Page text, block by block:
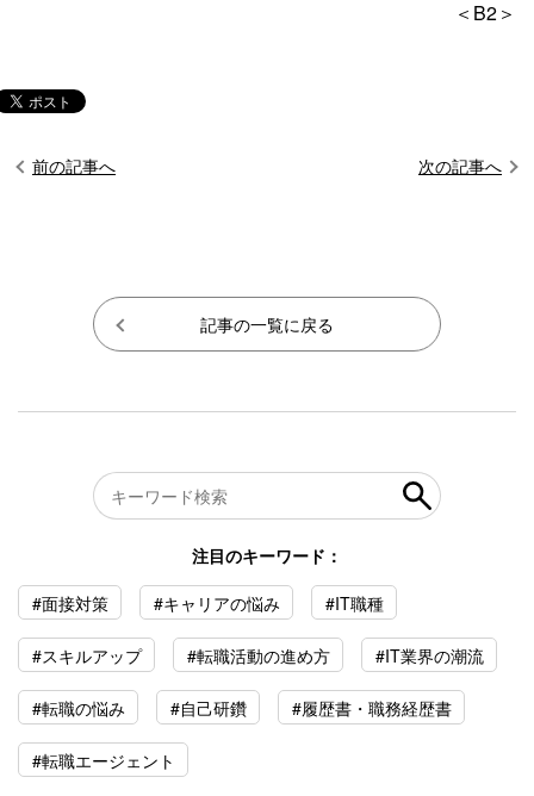
＜B2＞
前の記事へ 次の記事へ
記事の一覧に戻る
注目のキーワード：
#面接対策
#キャリアの悩み #IT職種
#スキルアップ #転職活動の進め方 #IT業界の潮流
#転職の悩み #自己研鑽 #履歴書・職務経歴書
#転職エージェント